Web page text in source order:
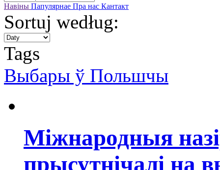
Навіны Папулярнае Пра нас Кантакт
Sortuj według:
Tags
Выбары ў Польшчы
Міжнародныя
прысутнічалі на